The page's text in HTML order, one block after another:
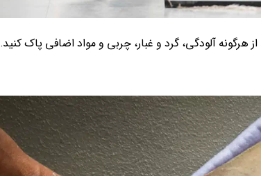
آلودگی، گرد و غبار، چربی و مواد اضافی پاک کنید.